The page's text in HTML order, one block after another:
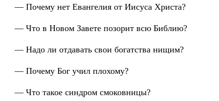
— Почему нет Евангелия от Иисуса Христа?
— Что в Новом Завете позорит всю Библию?
— Надо ли отдавать свои богатства нищим?
— Почему Бог учил плохому?
— Что такое синдром смоковницы?